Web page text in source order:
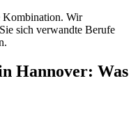
Kombination. Wir
sich verwandte Berufe
Hannover: Was